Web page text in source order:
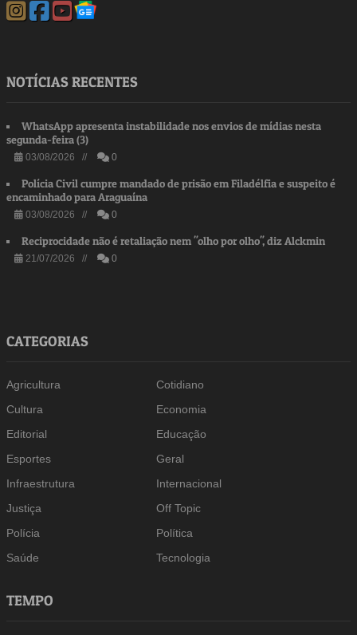
NOTÍCIAS RECENTES
WhatsApp apresenta instabilidade nos envios de mídias nesta
segunda-feira (3)
03/08/2026 // 0
Polícia Civil cumpre mandado de prisão em Filadélfia e suspeito é
encaminhado para Araguaína
03/08/2026 // 0
Reciprocidade não é retaliação nem "olho por olho", diz Alckmin
21/07/2026 // 0
CATEGORIAS
Agricultura
Cotidiano
Cultura
Economia
Editorial
Educação
Esportes
Geral
Infraestrutura
Internacional
Justiça
Off Topic
Polícia
Política
Saúde
Tecnologia
TEMPO